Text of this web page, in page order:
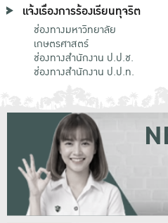
แจ้งเรื่องการร้องเรียนทุจริต
ช่องทางมหาวิทยาลัย
เกษตรศาสตร์
ช่องทางสำนักงาน ป.ป.ช.
ช่องทางสำนักงาน ป.ป.ท.